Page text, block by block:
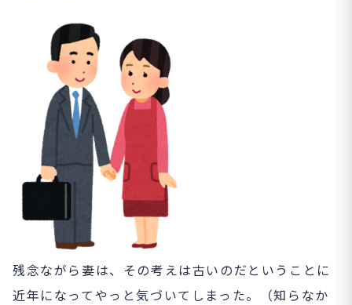
残念ながら妻は、その考えは古いのだということに
近年になってやっと気づいてしまった。（知らなか